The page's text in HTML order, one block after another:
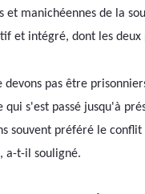
et manichéennes de la
et intégré, dont les
devons pas être
qui s'est passé jusqu'à
souvent préféré le
a-t-il souligné.